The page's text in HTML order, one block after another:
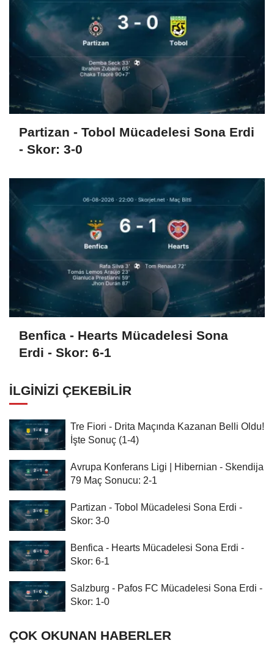
Partizan - Tobol Mücadelesi Sona Erdi
- Skor: 3-0
Benfica - Hearts Mücadelesi Sona
Erdi - Skor: 6-1
İLGINIZI ÇEKEBILIR
Tre Fiori - Drita Maçında Kazanan Belli Oldu!
İşte Sonuç (1-4)
Avrupa Konferans Ligi | Hibernian - Skendija
79 Maç Sonucu: 2-1
Partizan - Tobol Mücadelesi Sona Erdi -
Skor: 3-0
Benfica - Hearts Mücadelesi Sona Erdi -
Skor: 6-1
Salzburg - Pafos FC Mücadelesi Sona Erdi -
Skor: 1-0
ÇOK OKUNAN HABERLER